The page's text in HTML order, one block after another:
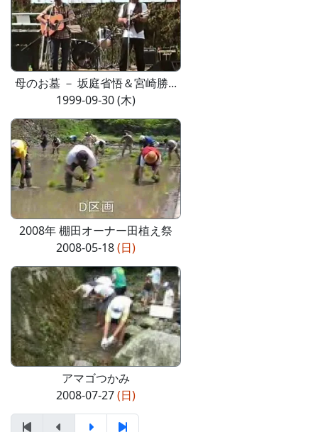
母のお墓 － 坂庭省悟＆宮崎勝...
1999-09-30 (木)
2008年 棚田オーナー田植え祭
2008-05-18(日)
アマゴつかみ
2008-07-27(日)